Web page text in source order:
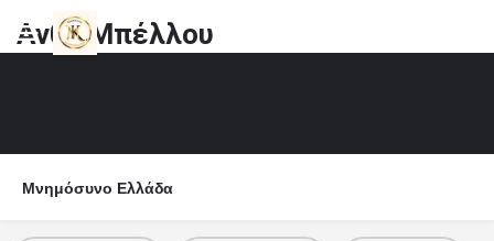
Ανθή Μπέλλου
Μνημόσυνο Ελλάδα